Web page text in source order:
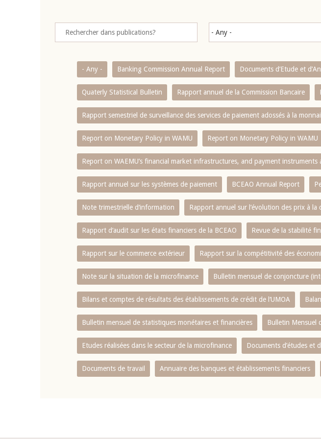
- Any - Banking Commission Annual Report Documents d’Etude et
Quaterly Statistical Bulletin Rapport annuel de la Commission Bancaire
Rapport semestriel de surveillance des services de paiement adossés à la
Report on Monetary Policy in WAMU Report on Monetary Policy in WAMU
Report on WAEMU’s financial market infrastructures, and payment instruments
Rapport annuel sur les systèmes de paiement BCEAO Annual Report
Note trimestrielle d‘information Rapport annuel sur l‘évolution des prix à la
Rapport d‘audit sur les états financiers de la BCEAO Revue de la stabilité
Rapport sur le commerce extérieur Rapport sur la compétitivité des
Note sur la situation de la microfinance Bulletin mensuel de conjoncture
Bilans et comptes de résultats des établissements de crédit de l‘UMOA
Bulletin mensuel de statistiques monétaires et financières Bulletin Mensuel
Etudes réalisées dans le secteur de la microfinance Documents d’études et
Documents de travail Annuaire des banques et établissements financiers